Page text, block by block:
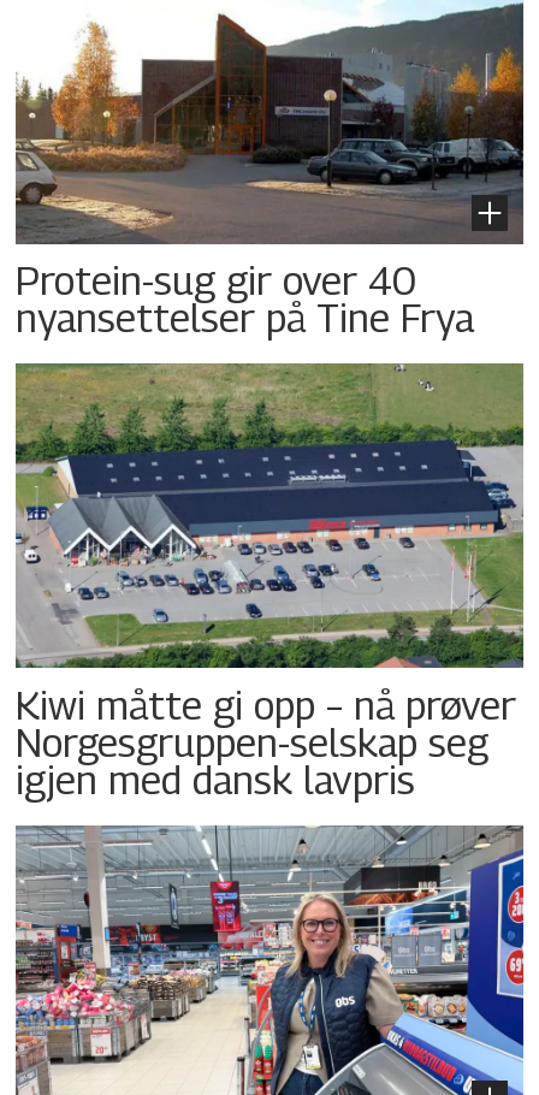
Protein-sug gir over 40
nyansettelser på Tine Frya
Kiwi måtte gi opp – nå prøver
Norgesgruppen-selskap seg
igjen med dansk lavpris